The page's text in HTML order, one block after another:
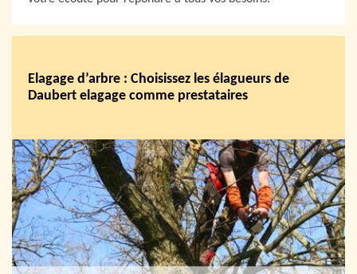
Elagage d’arbre : Choisissez les élagueurs de
Daubert elagage comme prestataires